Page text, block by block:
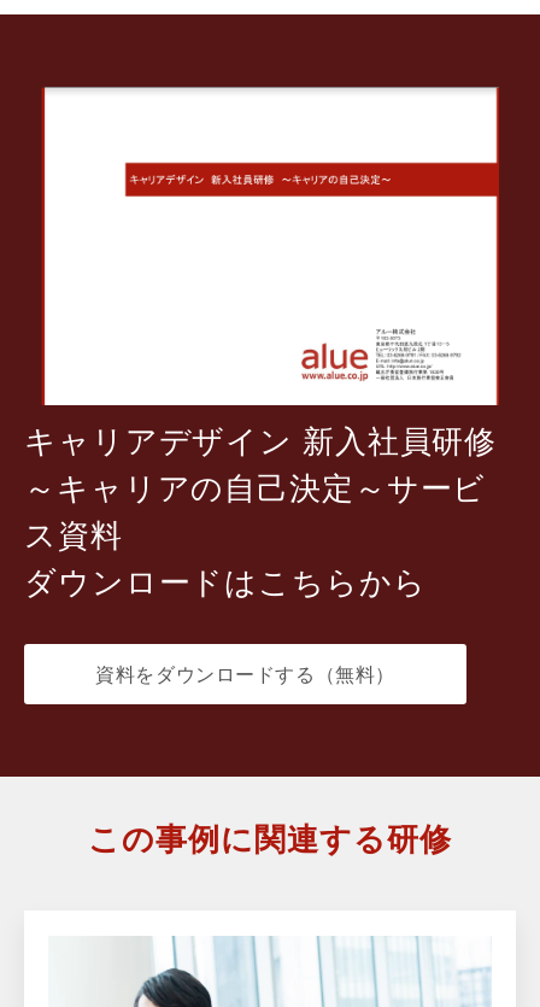
キャリアデザイン 新入社員研修
～キャリアの自己決定～サービ
ス資料
ダウンロードはこちらから
資料をダウンロードする（無料）
この事例に関連する研修